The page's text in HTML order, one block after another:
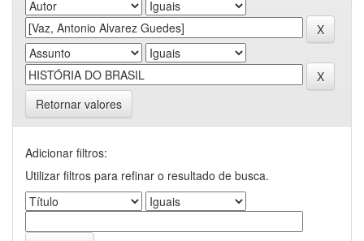
Retornar valores
Adicionar filtros:
Utilizar filtros para refinar o resultado de busca.